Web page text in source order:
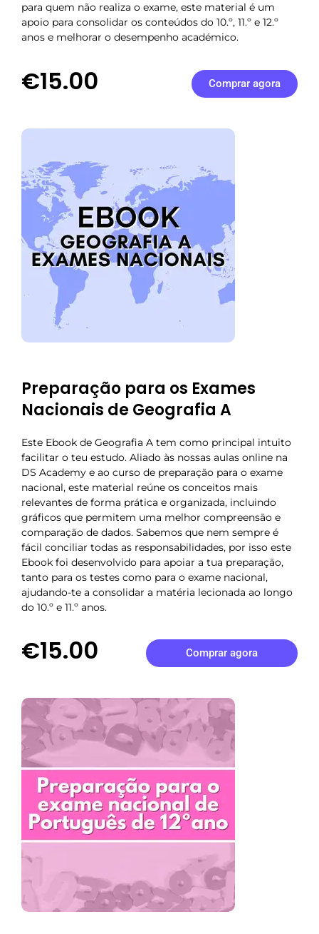
para quem não realiza o exame, este material é um
apoio para consolidar os conteúdos do 10.º, 11.º e 12.º
anos e melhorar o desempenho académico.
€15.00 Comprar agora
Preparação para os Exames
Nacionais de Geografia A
Este Ebook de Geografia A tem como principal intuito
facilitar o teu estudo. Aliado às nossas aulas online na
DS Academy e ao curso de preparação para o exame
nacional, este material reúne os conceitos mais
relevantes de forma prática e organizada, incluindo
gráficos que permitem uma melhor compreensão e
comparação de dados. Sabemos que nem sempre é
fácil conciliar todas as responsabilidades, por isso este
Ebook foi desenvolvido para apoiar a tua preparação,
tanto para os testes como para o exame nacional,
ajudando-te a consolidar a matéria lecionada ao longo
do 10.º e 11.º anos.
€15.00 Comprar agora